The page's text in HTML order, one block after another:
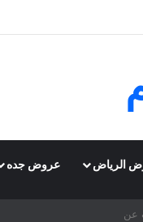
الرياض عروض جده